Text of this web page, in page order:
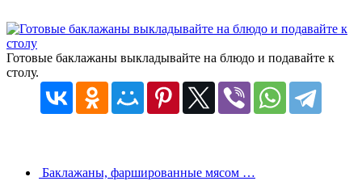
Готовые баклажаны выкладывайте на блюдо и подавайте к
столу.
Баклажаны, фаршированные мясом …